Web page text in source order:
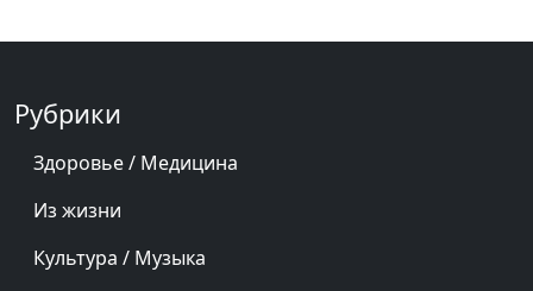
Рубрики
Здоровье / Медицина
Из жизни
Культура / Музыка